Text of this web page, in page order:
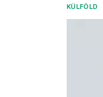
KÜLFÖLD